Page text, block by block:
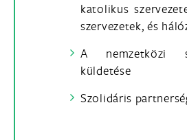
katolikus
szervezetek, és
A nemzetközi
küldetése
Szolidáris